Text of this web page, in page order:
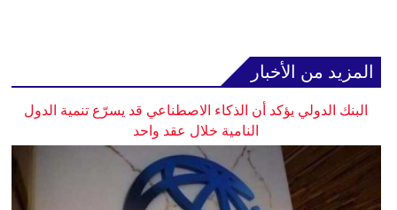
المزيد من الأخبار
البنك الدولي يؤكد أن الذكاء الاصطناعي قد يسرّع تنمية الدول
النامية خلال عقد واحد